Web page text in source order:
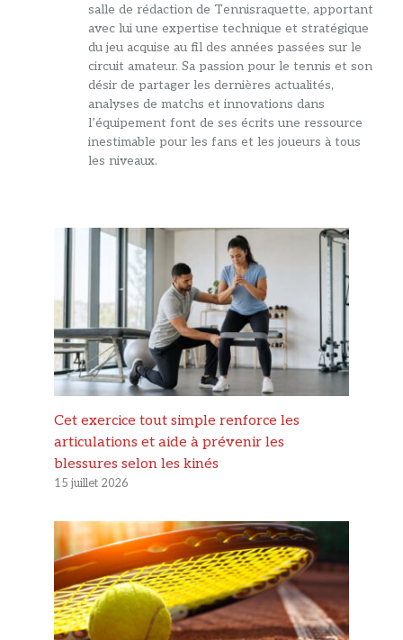
salle de rédaction de Tennisraquette, apportant
avec lui une expertise technique et stratégique
du jeu acquise au fil des années passées sur le
circuit amateur. Sa passion pour le tennis et son
désir de partager les dernières actualités,
analyses de matchs et innovations dans
l’équipement font de ses écrits une ressource
inestimable pour les fans et les joueurs à tous
les niveaux.
Cet exercice tout simple renforce les
articulations et aide à prévenir les
blessures selon les kinés
15 juillet 2026